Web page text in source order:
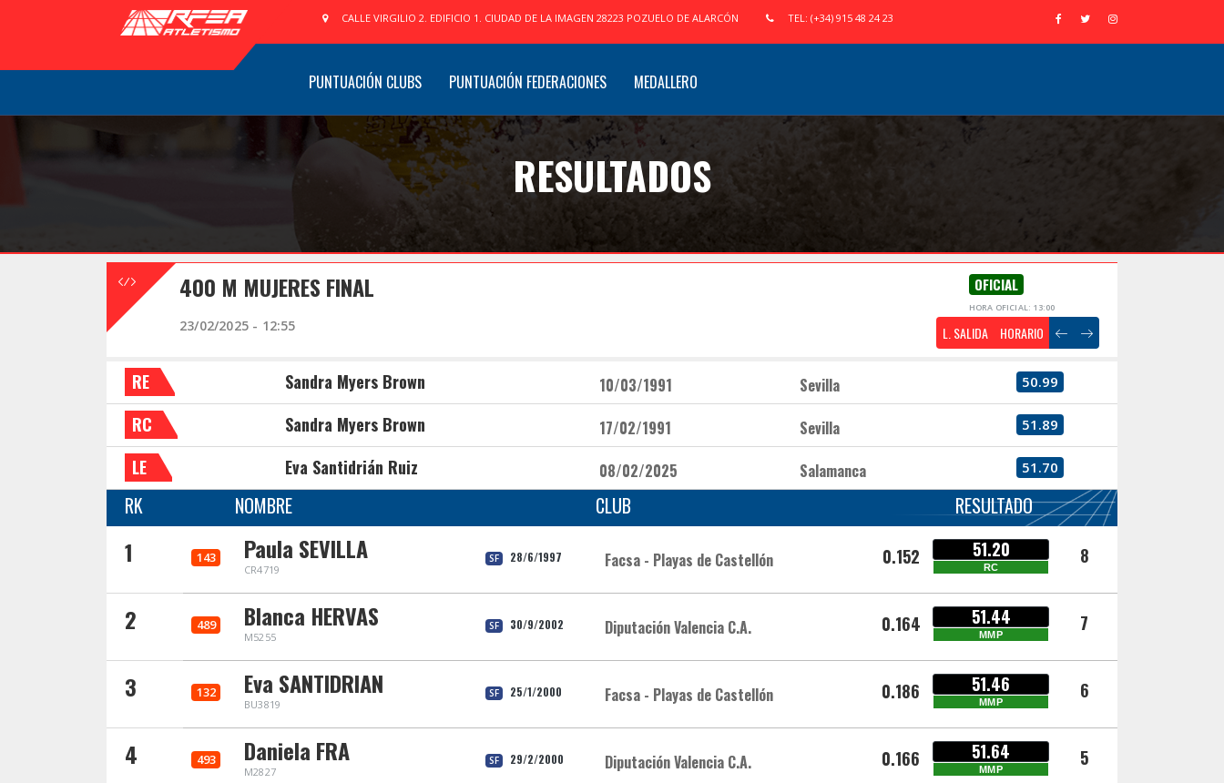
CALLE VIRGILIO 2. EDIFICIO 1. CIUDAD DE LA IMAGEN 28223 POZUELO DE ALARCÓN TEL: (+34) 915 48 24 23
PUNTUACIÓN CLUBS PUNTUACIÓN FEDERACIONES MEDALLERO
RESULTADOS
400 M MUJERES FINAL OFICIAL
HORA OFICIAL: 13:00
23/02/2025 - 12:55 L. SALIDA HORARIO
RE Sandra Myers Brown 10/03/1991 Sevilla 50.99
RC Sandra Myers Brown 17/02/1991 Sevilla 51.89
LE Eva Santidrián Ruiz 08/02/2025 Salamanca 51.70
RK NOMBRE CLUB RESULTADO
1 143 Paula SEVILLA
CR4719
SF 28/6/1997 Facsa - Playas de Castellón 0.152 51.20
RC 8
2 489 Blanca HERVAS
M5255
SF 30/9/2002 Diputación Valencia C.A. 0.164 51.44
MMP 7
3 132 Eva SANTIDRIAN
BU3819
SF 25/1/2000 Facsa - Playas de Castellón 0.186 51.46
MMP 6
4 493 Daniela FRA
M2827
SF 29/2/2000 Diputación Valencia C.A. 0.166 51.64
MMP 5